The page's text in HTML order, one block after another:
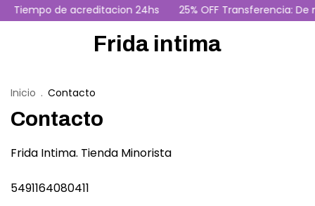
Tiempo de acreditacion 24hs 25% OFF Transferencia:
Frida intima
Inicio . Contacto
Contacto
Frida Intima. Tienda Minorista
5491164080411